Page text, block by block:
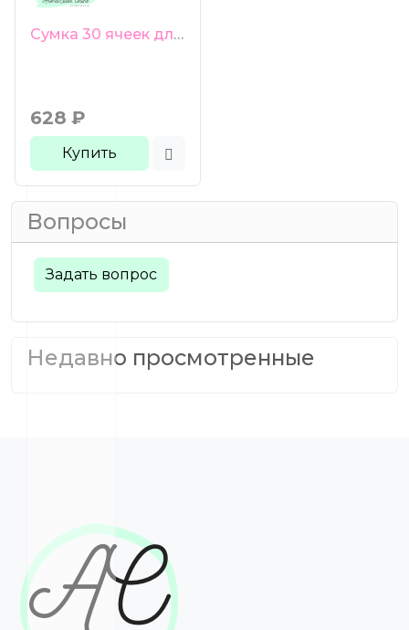
Сумка 30 ячеек для пробников 1-3 мл фиолетовая молния
628 ₽
Купить
Вопросы
Задать вопрос
Недавно просмотренные